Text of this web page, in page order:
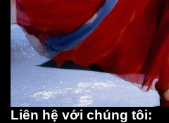
Liên hệ với chúng tôi: